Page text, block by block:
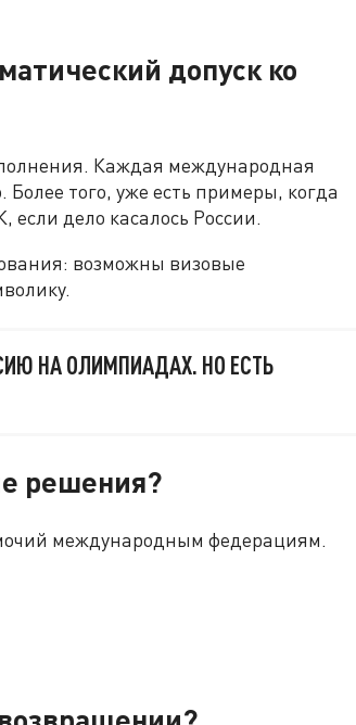
допуск ко
Каждая международная
того, уже есть примеры, когда
дело касалось России.
возможны визовые
НА ОЛИМПИАДАХ. НО ЕСТЬ
решения?
международным федерациям.